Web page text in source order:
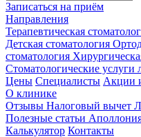
Записаться на приём
Направления
Терапевтическая
Детская стоматология
стоматология
Стоматологические
Цены Специалисты Акции
О клинике
Отзывы Налоговый вычет
Полезные статьи
Калькулятор Контакты